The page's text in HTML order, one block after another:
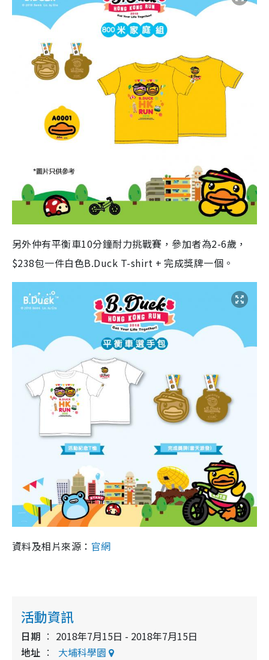
另外仲有平衡車10分鐘耐力挑戰賽，參加者為2-6歲，
$238包一件白色B.Duck T-shirt + 完成獎牌一個。
資料及相片來源： 官網
活動資訊
日期
2018年7月15日 - 2018年7月15日
地址
大埔科學園